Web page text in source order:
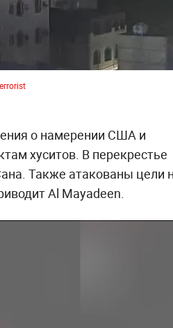
о намерении США и
хуситов. В перекрестье
Также атакованы цели
Al Mayadeen.